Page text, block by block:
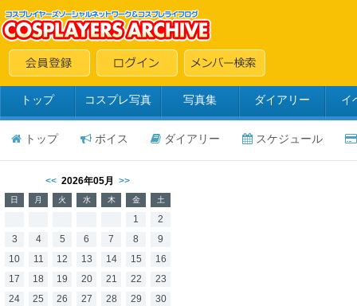
トップ コスプレ写真 写真集 ダイアリー イ
トップ ボイス ダイアリー スケジュール
<< 2026年05月 >>
日 月 火 水 木 金 土
1
2
3
4 5 6 7 8
9
10
11 12 13 14 15
16
17
18 19 20 21 22
23
24
25 26 27 28 29
30